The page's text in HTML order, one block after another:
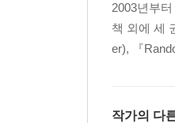
2003년부
책 외에 세
er), 『
작가의 다